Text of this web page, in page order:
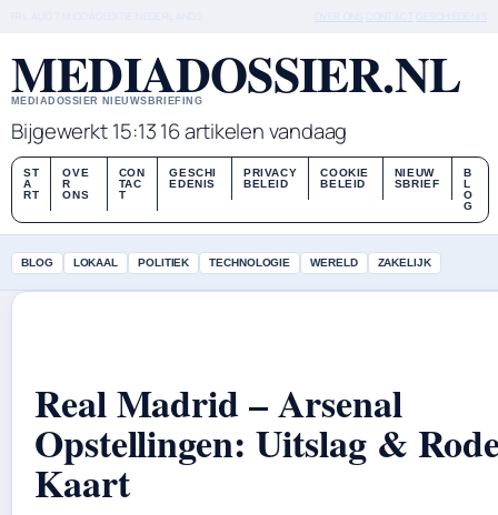
MEDIADOSSIER.NL
MEDIADOSSIER NIEUWSBRIEFING
Bijgewerkt 15:1316 artikelen vandaag
ST
A
RT
OVE
R
ONS
CON
TAC
T
GESCHI
EDENIS
PRIVACY
BELEID
COOKIE
BELEID
NIEUW
SBRIEF
B
L
O
G
BLOG LOKAAL POLITIEK TECHNOLOGIE WERELD ZAKELIJK
Real Madrid – Arsenal
Opstellingen: Uitslag &
Kaart